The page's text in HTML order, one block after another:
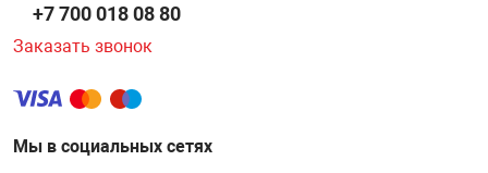
+7 700 018 08 80
Заказать звонок
Мы в социальных сетях